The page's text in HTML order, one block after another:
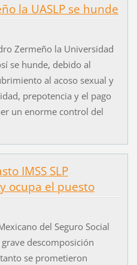
la UASLP se hunde
Zermeño la Universidad
se hunde, debido al
al acoso sexual y
prepotencia y el pago
un enorme control del
IMSS SLP
ocupa el puesto
del Seguro Social
descomposición
se prometieron